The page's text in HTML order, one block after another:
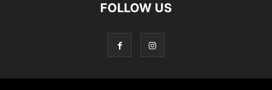
FOLLOW US